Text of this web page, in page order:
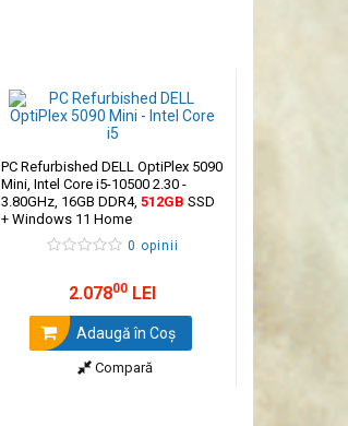
PC Refurbished DELL OptiPlex 5090
Mini, Intel Core i5-10500 2.30 -
3.80GHz, 16GB DDR4, 512GB SSD
+ Windows 11 Home
0 opinii
2.07800 LEI
Adaugă în Coş
Compară